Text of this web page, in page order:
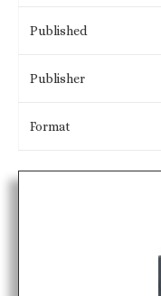
Published
Publisher
Format